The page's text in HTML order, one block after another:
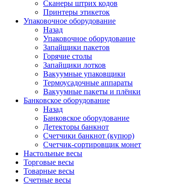
Сканеры штрих кодов
Принтеры этикеток
Упаковочное оборудование
Назад
Упаковочное оборудование
Запайщики пакетов
Горячие столы
Запайщики лотков
Вакуумные упаковщики
Термоусадочные аппараты
Вакуумные пакеты и плёнки
Банковское оборудование
Назад
Банковское оборудование
Детекторы банкнот
Cчетчики банкнот (купюр)
Счетчик-сортировщик монет
Настольные весы
Торговые весы
Товарные весы
Счетные весы